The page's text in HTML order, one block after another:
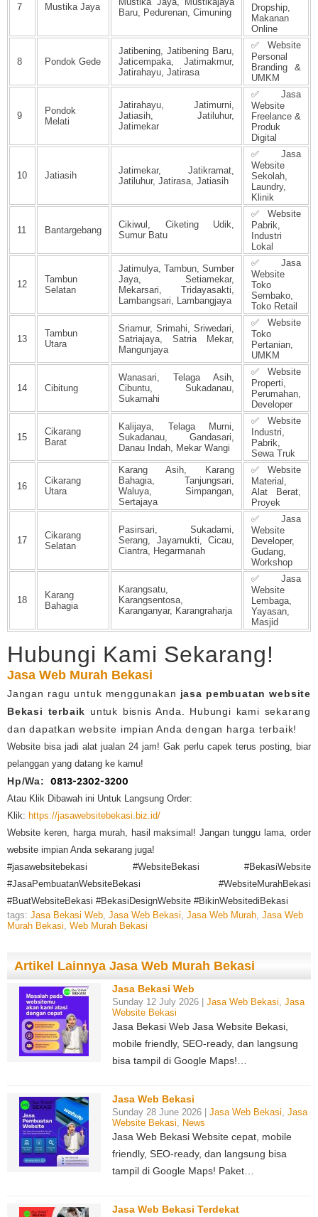
7 Mustika Jaya
Baru, Pedurenan, Cimuning
Dropship,
Makanan
Online
8 Pondok Gede
Jatibening, Jatibening Baru,
Jaticempaka, Jatimakmur,
Jatirahayu, Jatirasa
✅ Website
Personal
Branding &
UMKM
9
Pondok
Melati
Jatirahayu, Jatimurni,
Jatiasih, Jatiluhur,
Jatimekar
✅ Jasa
Website
Freelance &
Produk
Digital
10 Jatiasih
Jatimekar, Jatikramat,
Jatiluhur, Jatirasa, Jatiasih
✅ Jasa
Website
Sekolah,
Laundry,
Klinik
11 Bantargebang
Cikiwul, Ciketing Udik,
Sumur Batu
✅ Website
Pabrik,
Industri
Lokal
12
Tambun
Selatan
Jatimulya, Tambun, Sumber
Jaya, Setiamekar,
Mekarsari, Tridayasakti,
Lambangsari, Lambangjaya
✅ Jasa
Website
Toko
Sembako,
Toko Retail
13
Tambun
Utara
Sriamur, Srimahi, Sriwedari,
Satriajaya, Satria Mekar,
Mangunjaya
✅ Website
Toko
Pertanian,
UMKM
14 Cibitung
Wanasari, Telaga Asih,
Cibuntu, Sukadanau,
Sukamahi
✅ Website
Properti,
Perumahan,
Developer
15
Cikarang
Barat
Kalijaya, Telaga Murni,
Sukadanau, Gandasari,
Danau Indah, Mekar Wangi
✅ Website
Industri,
Pabrik,
Sewa Truk
16
Cikarang
Utara
Karang Asih, Karang
Bahagia, Tanjungsari,
Waluya, Simpangan,
Sertajaya
✅ Website
Material,
Alat Berat,
Proyek
17
Cikarang
Selatan
Pasirsari, Sukadami,
Serang, Jayamukti, Cicau,
Ciantra, Hegarmanah
✅ Jasa
Website
Developer,
Gudang,
Workshop
18
Karang
Bahagia
Karangsatu,
Karangsentosa,
Karanganyar, Karangraharja
✅ Jasa
Website
Lembaga,
Yayasan,
Masjid
Hubungi Kami Sekarang!
Jasa Web Murah Bekasi
Jangan ragu untuk menggunakan jasa pembuatan website
Bekasi terbaik untuk bisnis Anda. Hubungi kami sekarang
dan dapatkan website impian Anda dengan harga terbaik!
Website bisa jadi alat jualan 24 jam! Gak perlu capek terus posting, biar
pelanggan yang datang ke kamu!
Hp/Wa:
0813-2302-3200
Atau Klik Dibawah ini Untuk Langsung Order:
Klik: https://jasawebsitebekasi.biz.id/
Website keren, harga murah, hasil maksimal! Jangan tunggu lama, order
website impian Anda sekarang juga!
#jasawebsitebekasi #WebsiteBekasi #BekasiWebsite
#JasaPembuatanWebsiteBekasi #WebsiteMurahBekasi
#BuatWebsiteBekasi #BekasiDesignWebsite #BikinWebsitediBekasi
tags: Jasa Bekasi Web, Jasa Web Bekasi, Jasa Web Murah, Jasa Web
Murah Bekasi, Web Murah Bekasi
Artikel Lainnya Jasa Web Murah Bekasi
Jasa Bekasi Web
Sunday 12 July 2026 | Jasa Web Bekasi, Jasa
Website Bekasi
Jasa Bekasi Web Jasa Website Bekasi,
mobile friendly, SEO-ready, dan langsung
bisa tampil di Google Maps!…
Jasa Web Bekasi
Sunday 28 June 2026 | Jasa Web Bekasi, Jasa
Website Bekasi, News
Jasa Web Bekasi Website cepat, mobile
friendly, SEO-ready, dan langsung bisa
tampil di Google Maps! Paket…
Jasa Web Bekasi Terdekat